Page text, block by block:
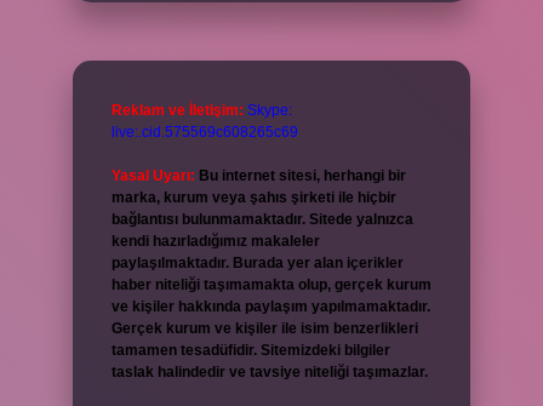
Reklam ve İletişim: Skype:
live:.cid.575569c608265c69
Yasal Uyarı: Bu internet sitesi, herhangi bir
marka, kurum veya şahıs şirketi ile hiçbir
bağlantısı bulunmamaktadır. Sitede yalnızca
kendi hazırladığımız makaleler
paylaşılmaktadır. Burada yer alan içerikler
haber niteliği taşımamakta olup, gerçek kurum
ve kişiler hakkında paylaşım yapılmamaktadır.
Gerçek kurum ve kişiler ile isim benzerlikleri
tamamen tesadüfidir. Sitemizdeki bilgiler
taslak halindedir ve tavsiye niteliği taşımazlar.